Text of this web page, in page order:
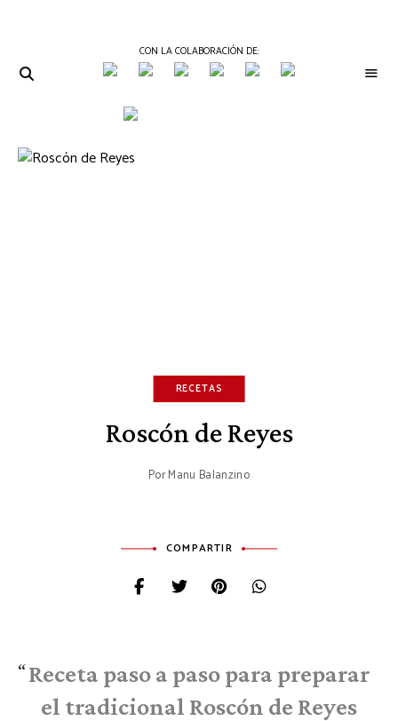
CON LA COLABORACIÓN DE:
JOURNAL
Periódico
RECETAS
Roscón de Reyes
PorManu Balanzino
COMPARTIR
Receta paso a paso para preparar
el tradicional Roscón de Reyes